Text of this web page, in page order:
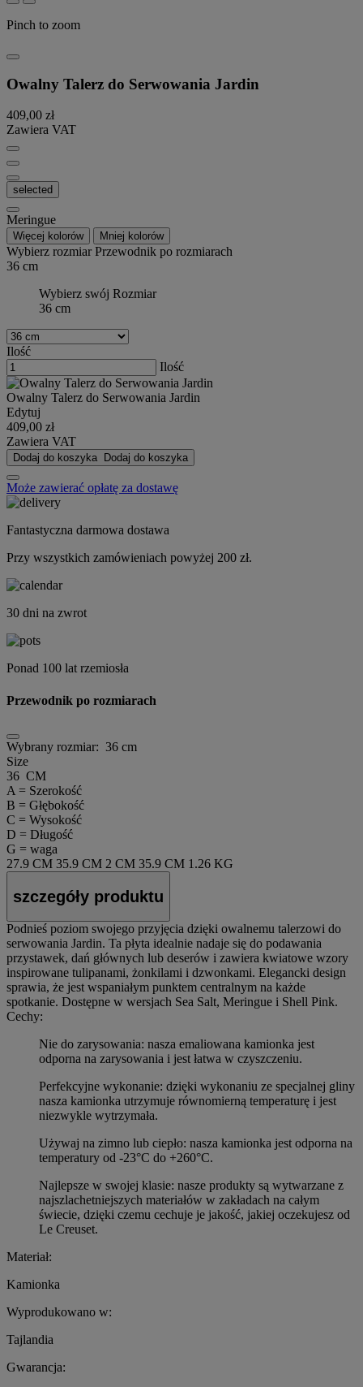
Pinch to zoom
Owalny Talerz do Serwowania Jardin
409,00 zł
Zawiera VAT
selected
Meringue
Więcej kolorów Mniej kolorów
Wybierz rozmiarPrzewodnik po rozmiarach
36 cm
Wybierz swój Rozmiar
36 cm
Ilość
Ilość
Owalny Talerz do Serwowania Jardin
Edytuj
409,00 zł
Zawiera VAT
Dodaj do koszyka Dodaj do koszyka
Może zawierać opłatę za dostawę
Fantastyczna darmowa dostawa
Przy wszystkich zamówieniach powyżej 200 zł.
30 dni na zwrot
Ponad 100 lat rzemiosła
Przewodnik po rozmiarach
Wybrany rozmiar: 36 cm
Size
36 CM
A = Szerokość
B = Głębokość
C = Wysokość
D = Długość
G = waga
27.9 CM 35.9 CM 2 CM 35.9 CM 1.26 KG
szczegóły produktu
Podnieś poziom swojego przyjęcia dzięki owalnemu talerzowi do
serwowania Jardin. Ta płyta idealnie nadaje się do podawania
przystawek, dań głównych lub deserów i zawiera kwiatowe wzory
inspirowane tulipanami, żonkilami i dzwonkami. Elegancki design
sprawia, że jest wspaniałym punktem centralnym na każde
spotkanie. Dostępne w wersjach Sea Salt, Meringue i Shell Pink.
Cechy:
Nie do zarysowania: nasza emaliowana kamionka jest
odporna na zarysowania i jest łatwa w czyszczeniu.
Perfekcyjne wykonanie: dzięki wykonaniu ze specjalnej gliny
nasza kamionka utrzymuje równomierną temperaturę i jest
niezwykle wytrzymała.
Używaj na zimno lub ciepło: nasza kamionka jest odporna na
temperatury od -23°C do +260°C.
Najlepsze w swojej klasie: nasze produkty są wytwarzane z
najszlachetniejszych materiałów w zakładach na całym
świecie, dzięki czemu cechuje je jakość, jakiej oczekujesz od
Le Creuset.
Materiał:
Kamionka
Wyprodukowano w:
Tajlandia
Gwarancja: